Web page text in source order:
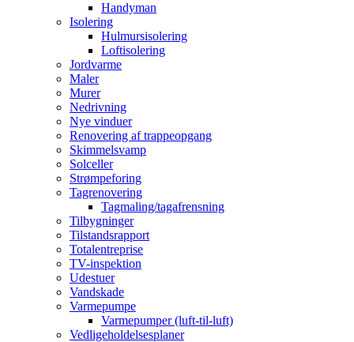
Handyman
Isolering
Hulmursisolering
Loftisolering
Jordvarme
Maler
Murer
Nedrivning
Nye vinduer
Renovering af trappeopgang
Skimmelsvamp
Solceller
Strømpeforing
Tagrenovering
Tagmaling/tagafrensning
Tilbygninger
Tilstandsrapport
Totalentreprise
TV-inspektion
Udestuer
Vandskade
Varmepumpe
Varmepumper (luft-til-luft)
Vedligeholdelsesplaner